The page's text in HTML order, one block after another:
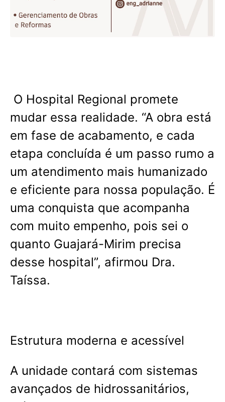
O Hospital Regional promete
mudar essa realidade. “A obra está
em fase de acabamento, e cada
etapa concluída é um passo rumo a
um atendimento mais humanizado
e eficiente para nossa população. É
uma conquista que acompanha
com muito empenho, pois sei o
quanto Guajará-Mirim precisa
desse hospital”, afirmou Dra.
Taíssa.
Estrutura moderna e acessível
A unidade contará com sistemas
avançados de hidrossanitários,